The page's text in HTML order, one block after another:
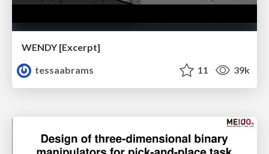
WENDY [Excerpt]
tessaabrams
11 39k